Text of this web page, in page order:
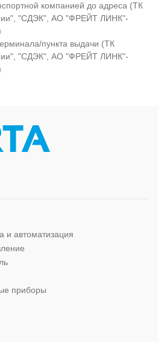
компанией до адреса (ТК
"СДЭК", АО "ФРЕЙТ ЛИНК"-
пункта выдачи (ТК
"СДЭК", АО "ФРЕЙТ ЛИНК"-
и автоматизация
приборы